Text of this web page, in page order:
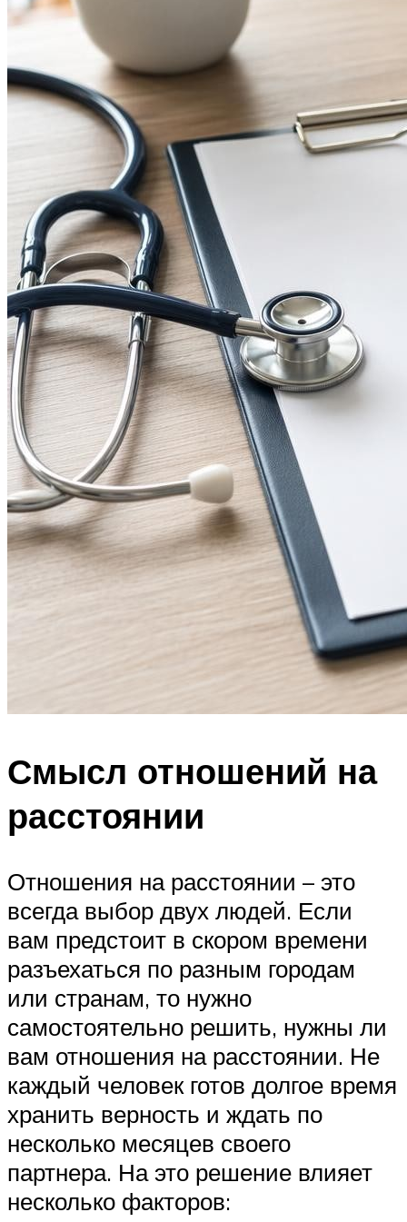
Смысл отношений на
расстоянии
Отношения на расстоянии – это
всегда выбор двух людей. Если
вам предстоит в скором времени
разъехаться по разным городам
или странам, то нужно
самостоятельно решить, нужны ли
вам отношения на расстоянии. Не
каждый человек готов долгое время
хранить верность и ждать по
несколько месяцев своего
партнера. На это решение влияет
несколько факторов: